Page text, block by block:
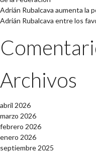
Adrián Rubalcava aumenta la
Adrián Rubalcava entre los
Archivos
abril 2026
marzo 2026
febrero 2026
enero 2026
septiembre 2025